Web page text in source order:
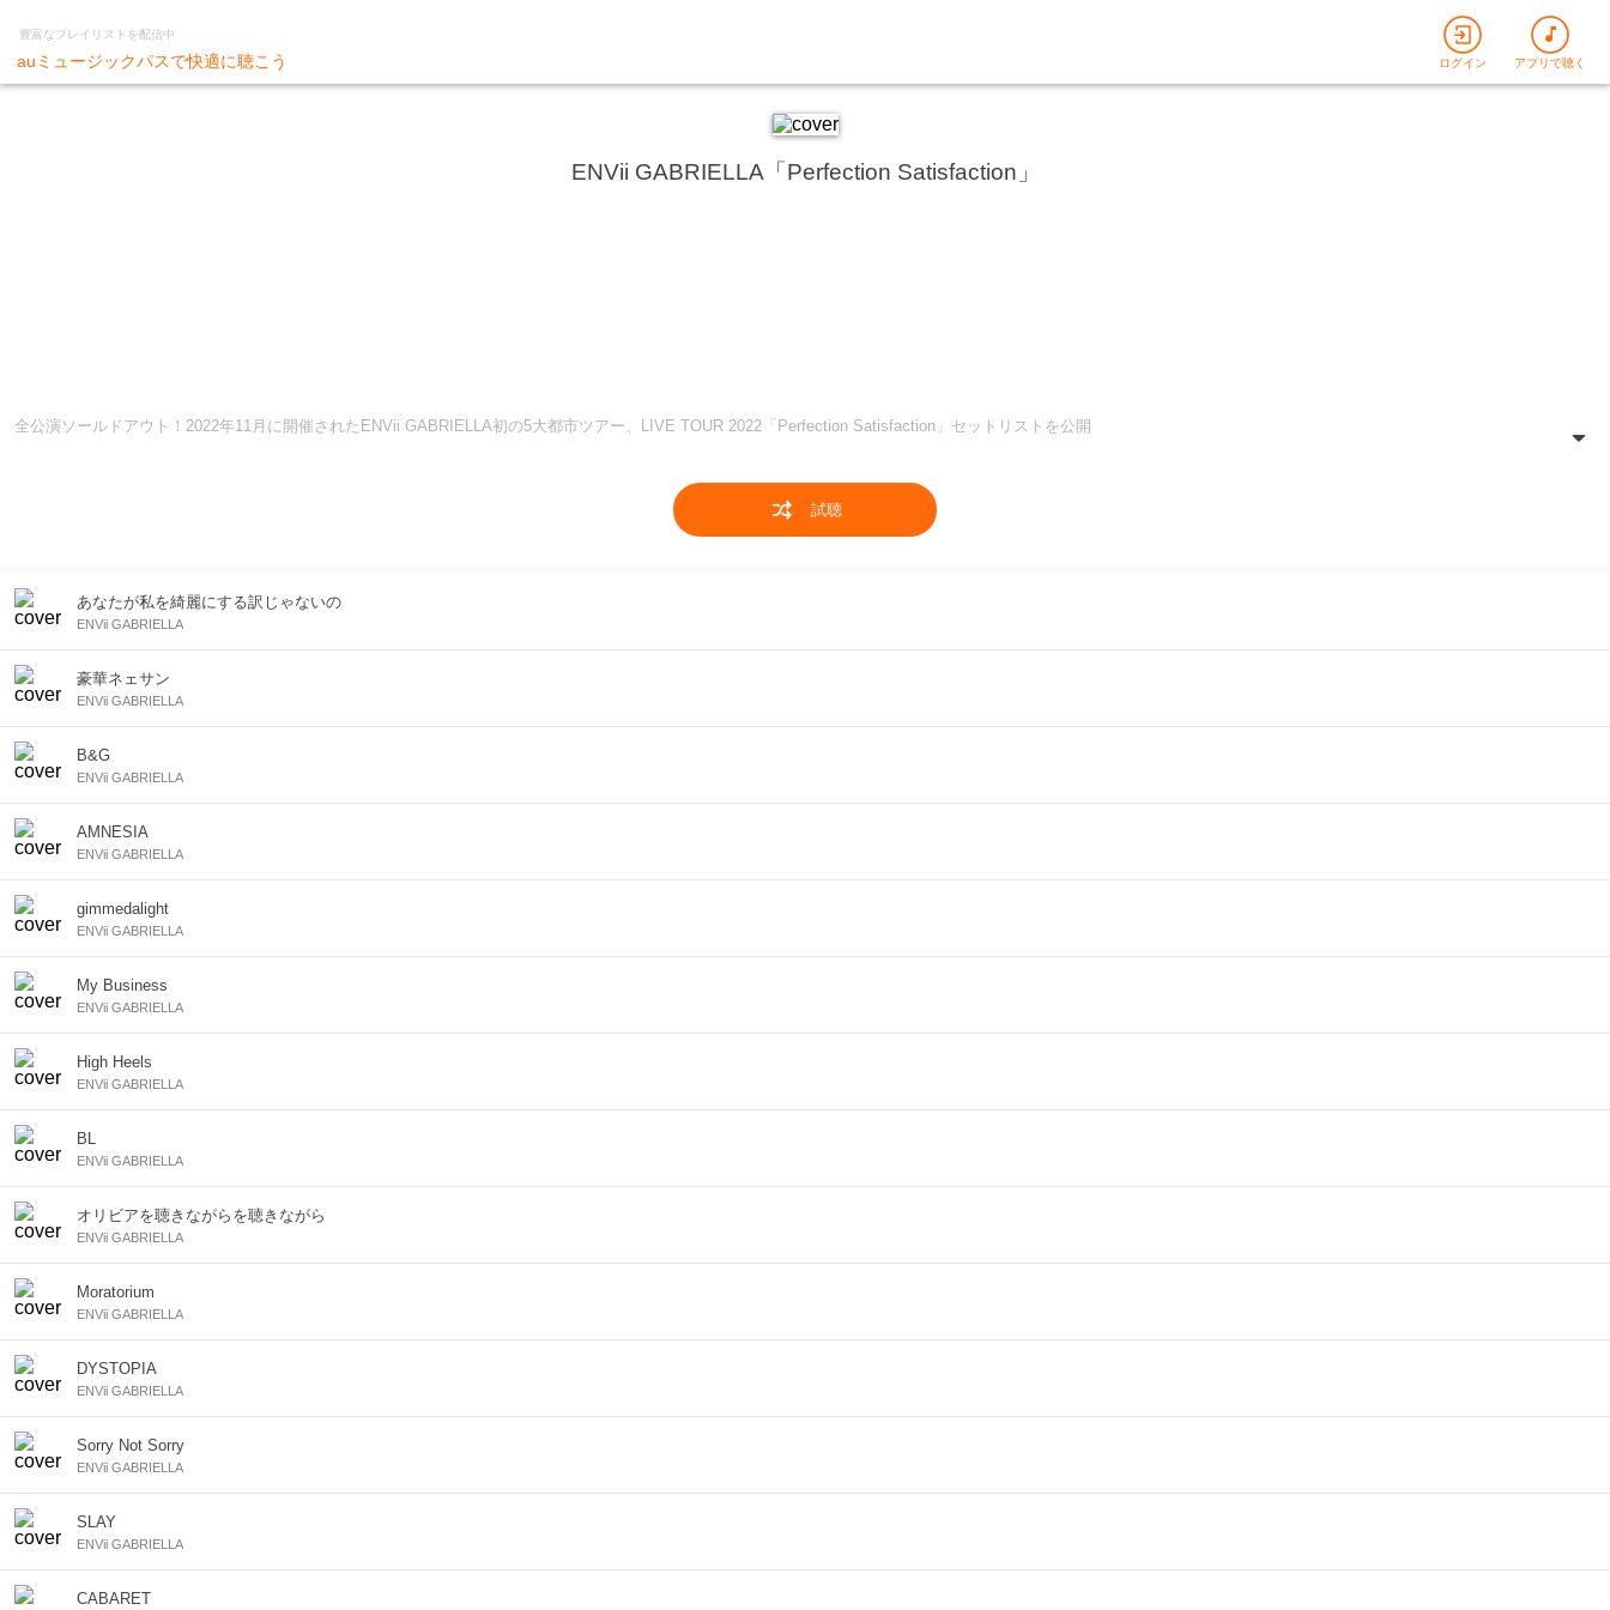
豊富なプレイリストを配信中
auミュージックパスで快適に聴こう ログイン アプリで聴く
ENVii GABRIELLA「Perfection Satisfaction」
全公演ソールドアウト！2022年11月に開催されたENVii GABRIELLA初の5大都市ツアー、LIVE TOUR 2022「Perfection Satisfaction」セットリストを公開
試聴
あなたが私を綺麗にする訳じゃないの
ENVii GABRIELLA
豪華ネェサン
ENVii GABRIELLA
B&G
ENVii GABRIELLA
AMNESIA
ENVii GABRIELLA
gimmedalight
ENVii GABRIELLA
My Business
ENVii GABRIELLA
High Heels
ENVii GABRIELLA
BL
ENVii GABRIELLA
オリビアを聴きながらを聴きながら
ENVii GABRIELLA
Moratorium
ENVii GABRIELLA
DYSTOPIA
ENVii GABRIELLA
Sorry Not Sorry
ENVii GABRIELLA
SLAY
ENVii GABRIELLA
CABARET